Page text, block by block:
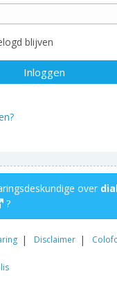
blijven
over
?
Disclaimer